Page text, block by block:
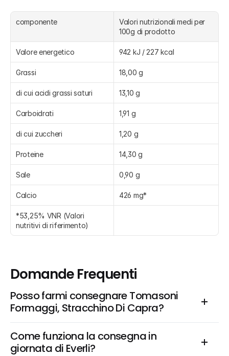
componente
Valori nutrizionali medi per
100g di prodotto
Valore energetico 942 kJ / 227 kcal
Grassi 18,00 g
di cui acidi grassi saturi 13,10 g
Carboidrati 1,91 g
di cui zuccheri 1,20 g
Proteine 14,30 g
Sale 0,90 g
Calcio 426 mg*
*53,25% VNR (Valori
nutritivi di riferimento)
Domande Frequenti
Posso farmi consegnare Tomasoni
Formaggi, Stracchino Di Capra?
Come funziona la consegna in
giornata di Everli?